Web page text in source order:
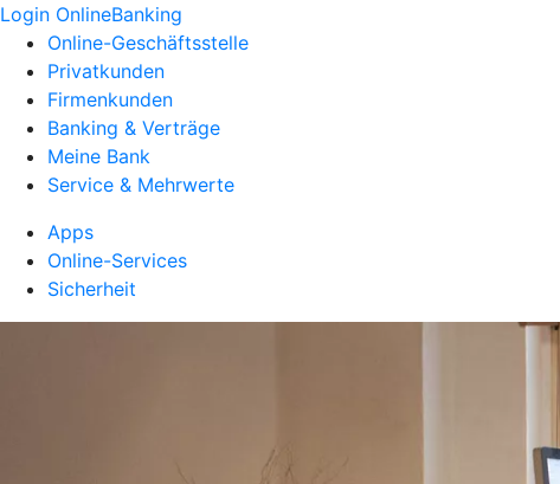
Login OnlineBanking
Online-Geschäftsstelle
Privatkunden
Firmenkunden
Banking & Verträge
Meine Bank
Service & Mehrwerte
Apps
Online-Services
Sicherheit